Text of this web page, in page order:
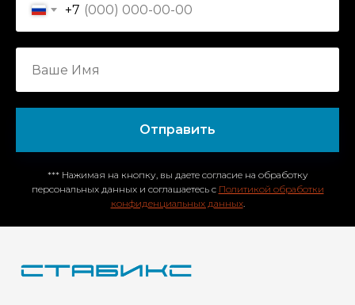
+7
Отправить
*** Нажимая на кнопку, вы даете согласие на обработку
персональных данных и соглашаетесь c Политикой обработки
конфиденциальных данных.